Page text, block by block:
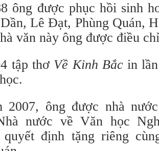
ông được phục hồi sinh
Lê Đạt, Phùng Quán,
văn này ông được điều
tập thơ Về Kinh Bắcin lần
2007, ông được nhà
nước về Văn học
định tặng riêng